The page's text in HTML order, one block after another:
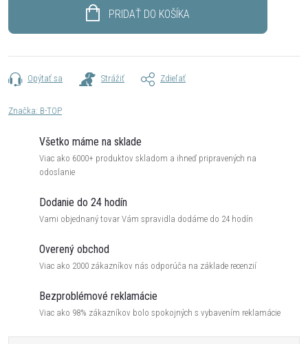
PRIDAŤ DO KOŠÍKA
Opýtať sa Strážiť Zdieľať
Značka: B-TOP
Všetko máme na sklade
Viac ako 6000+ produktov skladom a ihneď pripravených na
odoslanie
Dodanie do 24 hodín
Vami objednaný tovar Vám spravidla dodáme do 24 hodín
Overený obchod
Viac ako 2000 zákazníkov nás odporúča na základe recenzií
Bezproblémové reklamácie
Viac ako 98% zákazníkov bolo spokojných s vybavením reklamácie